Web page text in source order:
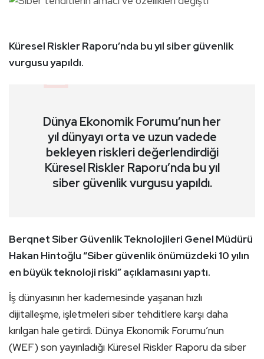
Küresel Riskler Raporu’nda bu yıl siber güvenlik
vurgusu yapıldı.
Dünya Ekonomik Forumu’nun her
yıl dünyayı orta ve uzun vadede
bekleyen riskleri değerlendirdiği
Küresel Riskler Raporu’nda bu yıl
siber güvenlik vurgusu yapıldı.
Berqnet Siber Güvenlik Teknolojileri Genel Müdürü
Hakan Hintoğlu “Siber güvenlik önümüzdeki 10 yılın
en büyük teknoloji riski” açıklamasını yaptı.
İş dünyasının her kademesinde yaşanan hızlı
dijitalleşme, işletmeleri siber tehditlere karşı daha
kırılgan hale getirdi. Dünya Ekonomik Forumu’nun
(WEF) son yayınladığı Küresel Riskler Raporu da siber